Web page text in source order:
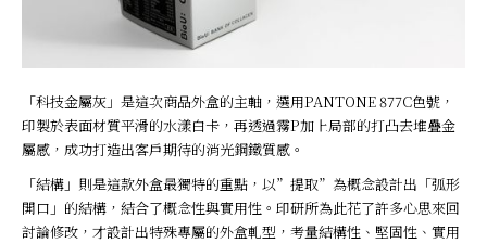
「科技金屬灰」是這次商品外盒的主軸，選用PANTONE 877C色號，
印製於表面材質平滑的水漾白卡，再透過霧P加上局部的打凸去堆疊金
屬感，成功打造出客戶期待的消光鋼鐵質感。
「結構」則是這款外盒最獨特的重點，以”提取”為概念設計出「弧形
開口」的結構，結合了概念性與實用性。印研所為此花了許多心思來回
討論修改，才設計出特殊專屬的外盒軋型，考量結構性、堅固性、實用